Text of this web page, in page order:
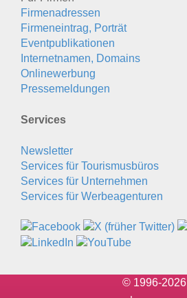
Firmenadressen
Firmeneintrag, Porträt
Eventpublikationen
Internetnamen, Domains
Onlinewerbung
Pressemeldungen
Services
Newsletter
Services für Tourismusbüros
Services für Unternehmen
Services für Werbeagenturen
© 1996-2026